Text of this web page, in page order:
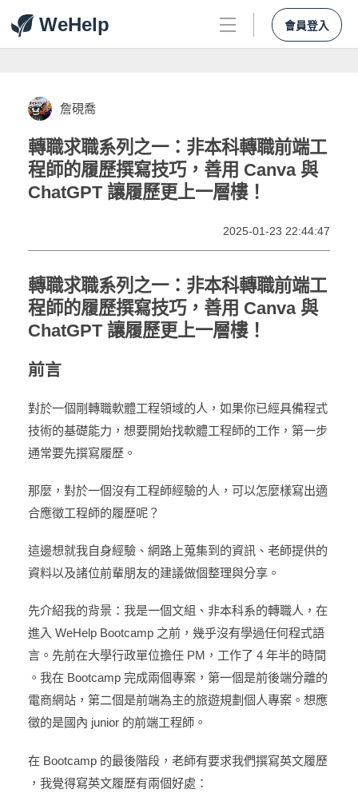
WeHelp 會員登入
詹硯喬
轉職求職系列之一：非本科轉職前端工
程師的履歷撰寫技巧，善用 Canva 與
ChatGPT 讓履歷更上一層樓！
2025-01-23 22:44:47
轉職求職系列之一：非本科轉職前端工
程師的履歷撰寫技巧，善用 Canva 與
ChatGPT 讓履歷更上一層樓！
前言
對於一個剛轉職軟體工程領域的人，如果你已經具備程式
技術的基礎能力，想要開始找軟體工程師的工作，第一步
通常要先撰寫履歷。
那麼，對於一個沒有工程師經驗的人，可以怎麼樣寫出適
合應徵工程師的履歷呢？
這邊想就我自身經驗、網路上蒐集到的資訊、老師提供的
資料以及諸位前輩朋友的建議做個整理與分享。
先介紹我的背景：我是一個文組、非本科系的轉職人，在
進入 WeHelp Bootcamp 之前，幾乎沒有學過任何程式語
言。先前在大學行政單位擔任 PM，工作了 4 年半的時間
。我在 Bootcamp 完成兩個專案，第一個是前後端分離的
電商網站，第二個是前端為主的旅遊規劃個人專案。想應
徵的是國內 junior 的前端工程師。
在 Bootcamp 的最後階段，老師有要求我們撰寫英文履歷
，我覺得寫英文履歷有兩個好處：